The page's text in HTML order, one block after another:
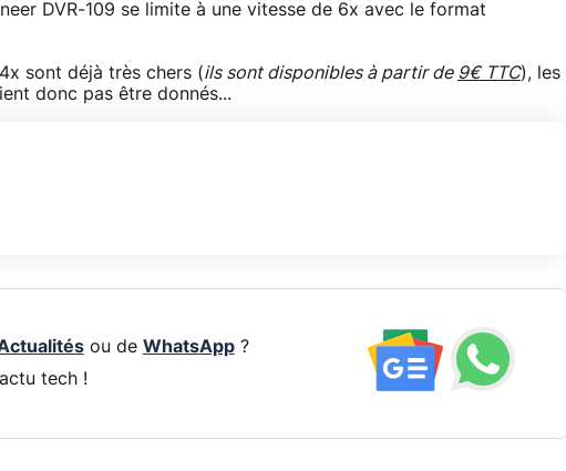
DVR-109 se limite à une vitesse de 6x avec le format
sont déjà très chers (ils sont disponibles à partir de 9€ TTC), les
donc pas être donnés...
ou de WhatsApp?
tech !